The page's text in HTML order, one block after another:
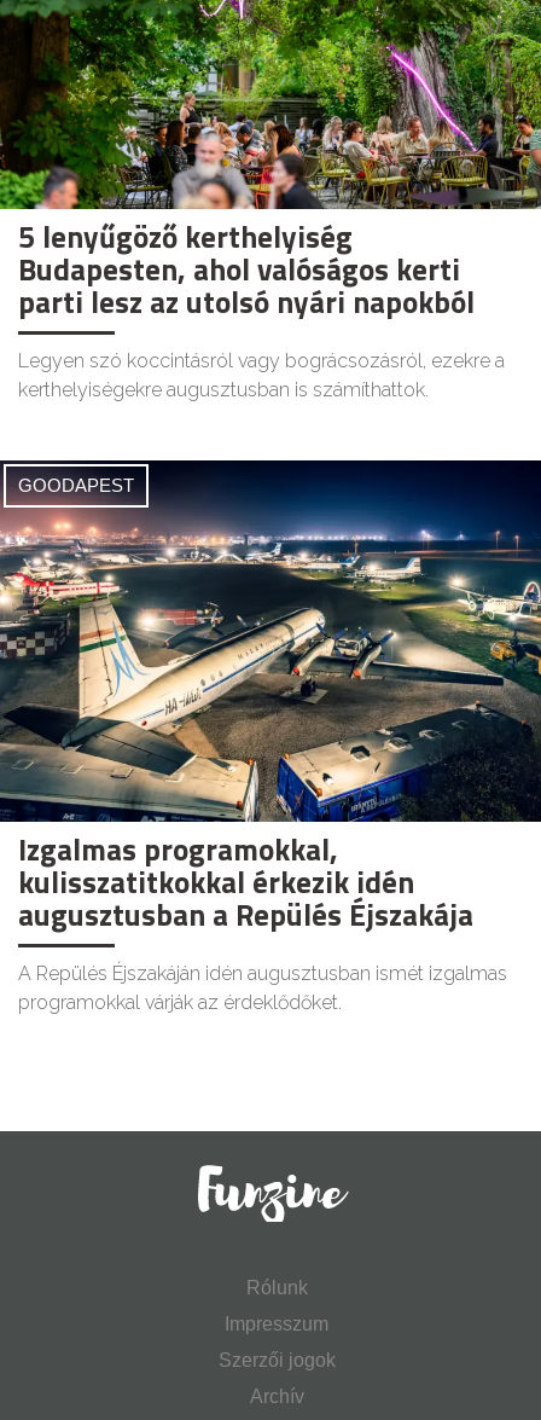
5 lenyűgöző kerthelyiség
Budapesten, ahol valóságos kerti
parti lesz az utolsó nyári napokból
Legyen szó koccintásról vagy bográcsozásról, ezekre a
kerthelyiségekre augusztusban is számíthattok.
GOODAPEST
Izgalmas programokkal,
kulisszatitkokkal érkezik idén
augusztusban a Repülés Éjszakája
A Repülés Éjszakáján idén augusztusban ismét izgalmas
programokkal várják az érdeklődőket.
Rólunk
Impresszum
Szerzői jogok
Archív